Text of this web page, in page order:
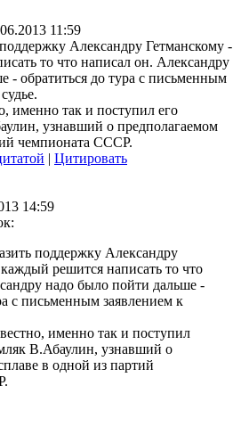
11:59
Александру Гетманскому -
то что написал он. Александру
- обратиться до тура с письменным
именно так и поступил его
узнавший о предполагаемом
чемпионата СССР.
| Цитировать
14:59
поддержку Александру
решится написать то что
надо было пойти дальше -
с письменным заявлением к
именно так и поступил
В.Абаулин, узнавший о
в одной из партий